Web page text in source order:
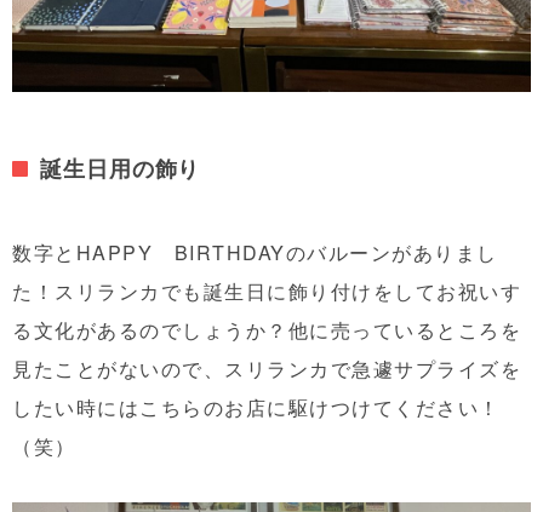
誕生日用の飾り
数字とHAPPY BIRTHDAYのバルーンがありまし
た！スリランカでも誕生日に飾り付けをしてお祝いす
る文化があるのでしょうか？他に売っているところを
見たことがないので、スリランカで急遽サプライズを
したい時にはこちらのお店に駆けつけてください！
（笑）